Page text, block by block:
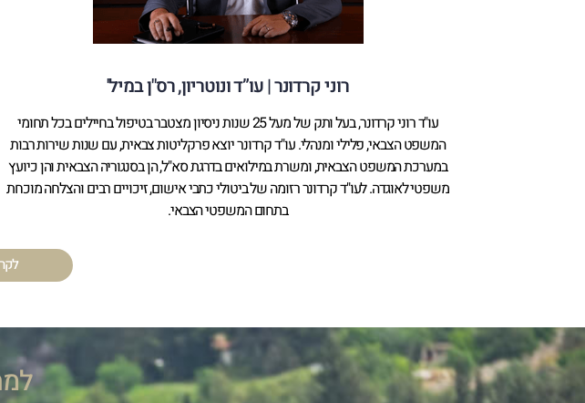
רוני קרדונר | עו”ד ונוטריון, רס"ן במיל'
עו"ד רוני קרדונר, בעל ותק של מעל 25 שנות ניסיון מצטבר בטיפול בחיילים בכל תחומי
המשפט הצבאי, פלילי ומנהלי. עו"ד קרדונר יוצא פרקליטות צבאית, עם שנות שירות רבות
במערכת המשפט הצבאית, ומשרת במילואים בדרגת סא"ל, הן בסנגוריה הצבאית והן כיועץ
משפטי לאוגדה. לעו"ד קרדונר רזומה של ביטולי כתבי אישום, זיכויים רבים והצלחה מוכחת
בתחום המשפטי הצבאי.